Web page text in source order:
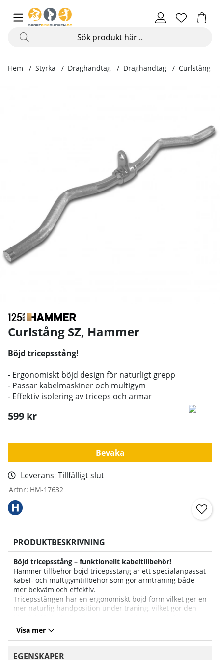
Hem Styrka Draghandtag Draghandtag Curlstång SZ
Curlstång SZ, Hammer
Böjd tricepsstång!
- Ergonomiskt böjd design för naturligt grepp
- Passar kabelmaskiner och multigym
- Effektiv isolering av triceps och armar
599 kr
Bevaka
Leverans: Tillfälligt slut
Artnr: HM-17632
PRODUKTBESKRIVNING
Böjd tricepsstång – funktionellt kabeltillbehör!
Hammer tillbehör böjd tricepsstang är ett specialanpassat
kabel- och multigymtillbehör som gör armträning både
mer bekväm och effektiv.
Tricepsstången har en ergonomiskt böjd form vilket ger en
mer naturlig handposition under träning, vilket gör den
samt andra övningar för armar, axlar och rygg.
Den böjda utformningen bidrar till att minska onödig
belastning på handleder och armbågar jämfört med raka
dragstänger samtidigt som du får ett stabilt grepp genom
Visa mer
EGENSKAPER